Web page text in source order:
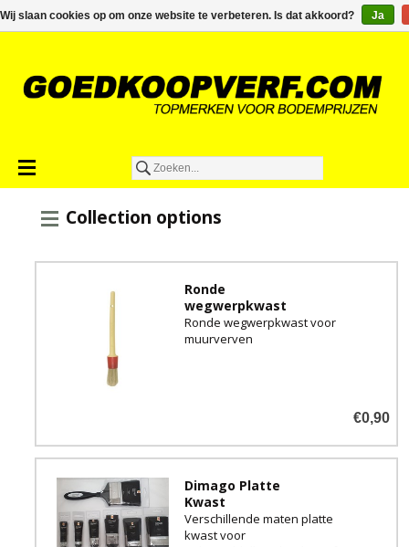
€0,00
Collection options
Ronde
wegwerpkwast
Ronde wegwerpkwast voor
muurverven
€0,90
Dimago Platte
Kwast
Verschillende maten platte
kwast voor
Wij slaan cookies op om onze website te verbeteren. Is dat akkoord? Ja